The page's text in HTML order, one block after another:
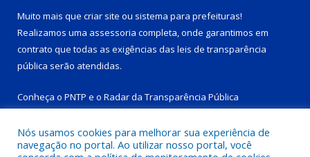
Muito mais que criar site ou sistema para prefeituras!
Realizamos uma assessoria completa, onde garantimos em
contrato que todas as exigências das leis de transparência
pública serão atendidas.
Conheça o PNTP e o Radar da Transparência Pública
Nós usamos cookies para melhorar sua experiência de
navegação no portal. Ao utilizar nosso portal, você